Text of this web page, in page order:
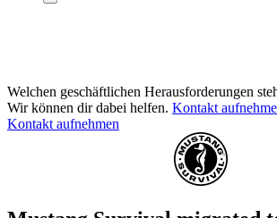
Welchen geschäftlichen Herausforderungen
Wir können dir dabei helfen. Kontakt
Kontakt aufnehmen